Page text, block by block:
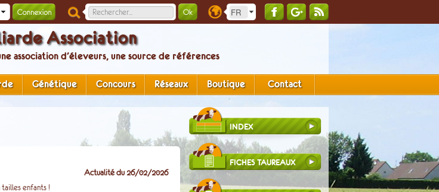
Association
association d’éleveurs, une source de références
Génétique Concours Réseaux Boutique Contact
Actualité du 26/02/2026
enfants !
INDEX
FICHES TAUREAUX